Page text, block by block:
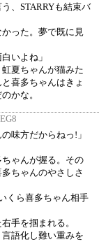
、STARRYも結束バ
った。夢で既に見
いよね」
夏ちゃんが猫みた
喜多ちゃんはきょ
かな。
味方だからねっ!」
ゃんが握る。その
ちゃんのやさしさ
くら喜多ちゃん相手
手を掴まれる。
語化し難い重みを